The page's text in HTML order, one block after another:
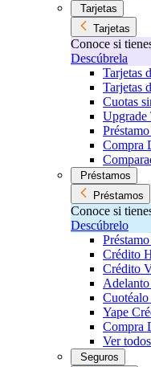
Tarjetas
Tarjetas
Conoce si
Descúbrela
Tarjetas
Tarjetas
Cuotas
Upgrade
Compra
Préstamos
Préstamos
Conoce si
Descúbrelo
Crédito
Crédito
Cuotéalo
Yape
Compra
Ver todos
Seguros